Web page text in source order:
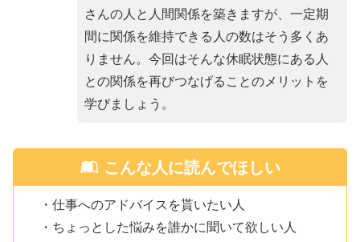
さんの人と人間関係を築きますが、一定期
間に関係を維持できる人の数はそう多くあ
りません。今回はそんな休眠状態にある人
との関係を再びつなげることのメリットを
学びましょう。
こんな人に読んでほしい
・仕事へのアドバイスを貰いたい人
・ちょっとした悩みを誰かに聞いて欲しい人